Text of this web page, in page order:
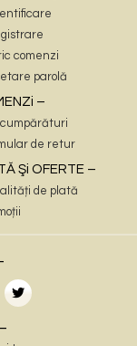
comenzi
parolă
–
cumpărături
de retur
Şi OFERTE –
de plată